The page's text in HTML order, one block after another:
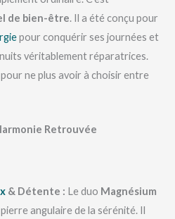
de bien-être. Il a été conçu pour
pour conquérir ses journées et
véritablement réparatrices.
ne plus avoir à choisir entre
Retrouvée
& Détente : Le duo Magnésium
angulaire de la sérénité. Il